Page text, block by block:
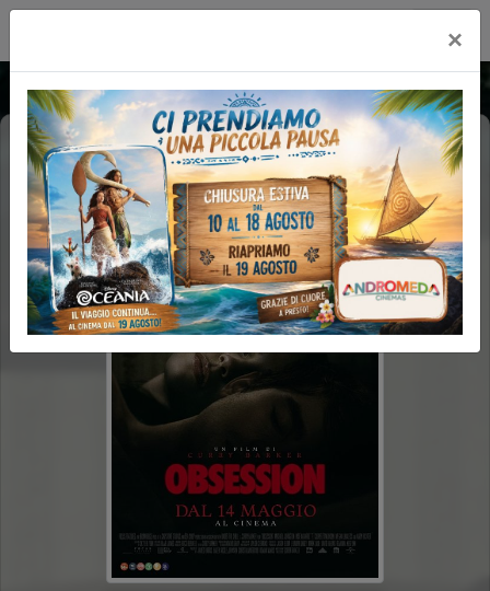
OBSESSION (1H48')
14+
×